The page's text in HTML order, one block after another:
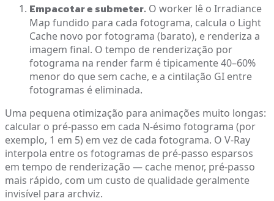
Empacotar e submeter. O worker lê o Irradiance
Map fundido para cada fotograma, calcula o Light
Cache novo por fotograma (barato), e renderiza a
imagem final. O tempo de renderização por
fotograma na render farm é tipicamente 40–60%
menor do que sem cache, e a cintilação GI entre
fotogramas é eliminada.
Uma pequena otimização para animações muito longas:
calcular o pré-passo em cada N-ésimo fotograma (por
exemplo, 1 em 5) em vez de cada fotograma. O V-Ray
interpola entre os fotogramas de pré-passo esparsos
em tempo de renderização — cache menor, pré-passo
mais rápido, com um custo de qualidade geralmente
invisível para archviz.